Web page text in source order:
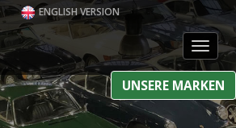
ENGLISH VERSION
UNSERE MARKEN